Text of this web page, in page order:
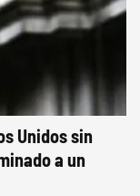
Unidos sin
a un